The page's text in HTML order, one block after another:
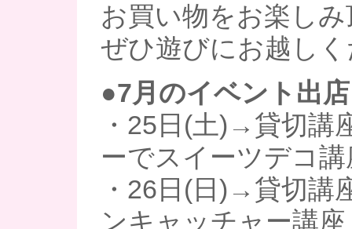
お買い物をお楽し
ぜひ遊びにお越し
●7月のイベント出店
・25日(土)→貸切講
ーでスイーツデコ講
・26日(日)→貸切講
ンキャッチャー講座